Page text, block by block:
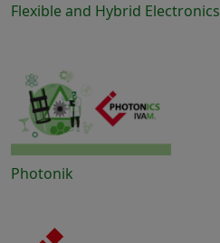
Flexible and Hybrid Electronics
Photonik